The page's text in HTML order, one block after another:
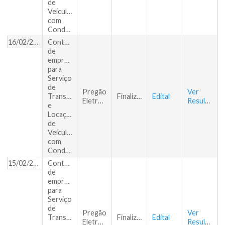
de
Veículos
com
Condutores
16/02/2018
Contratação
de
empresa
para
Serviço
de
Transporte
e
Locação
de
Veículos
com
Condutores
Pregão
Eletrônico
Finalizado Edital
Ver
Resultado
15/02/2018
Contratação
de
empresa
para
Serviço
de
Transporte
Pregão
Eletrônico
Finalizado Edital
Ver
Resultado